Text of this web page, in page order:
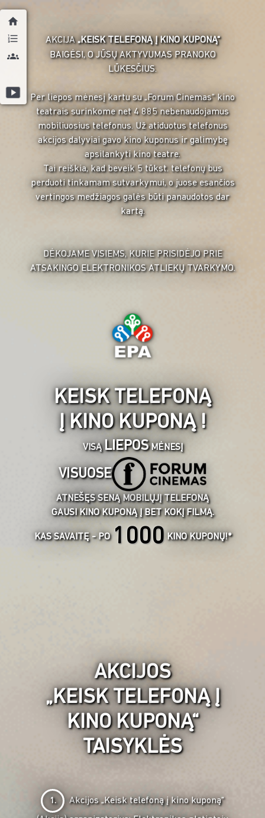
AKCIJA„KEISK TELEFONĄ Į KINO KUPONĄ“
BAIGĖSI, O JŪSŲ AKTYVUMAS PRANOKO
LŪKESČIUS.
Per liepos mėnesį kartu su „Forum Cinemas“ kino
teatrais surinkome net 4 885 nebenaudojamus
mobiliuosius telefonus. Už atiduotus telefonus
akcijos dalyviai gavo kino kuponus ir galimybę
apsilankyti kino teatre.
Tai reiškia, kad beveik 5 tūkst. telefonų bus
perduoti tinkamam sutvarkymui, o juose esančios
vertingos medžiagos galės būti panaudotos dar
kartą.
DĖKOJAME VISIEMS, KURIE PRISIDĖJO PRIE
ATSAKINGO ELEKTRONIKOS ATLIEKŲ TVARKYMO.
KEISK TELEFONĄ
Į KINO KUPONĄ !
VISĄLIEPOSMĖNESĮ
VISUOSE
ATNEŠĘS SENĄ MOBILŲJĮ TELEFONĄ
GAUSI KINO KUPONĄ Į BET KOKĮ FILMĄ.
KAS SAVAITĘ - PO1000 KINO KUPONŲ!*
AKCIJOS
„KEISK TELEFONĄ Į
KINO KUPONĄ“
TAISYKLĖS
1. Akcijos „Keisk telefoną į kino kuponą“